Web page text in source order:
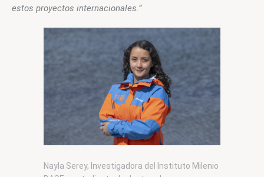
estos proyectos internacionales.”
Nayla Serey, Investigadora del Instituto Milenio